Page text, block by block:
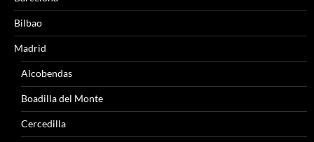
Bilbao
Madrid
Alcobendas
Boadilla del Monte
Cercedilla